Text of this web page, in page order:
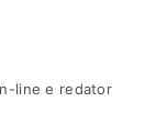
line e redator